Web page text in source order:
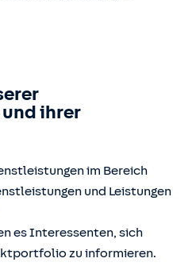
ihrer
im Bereich
und Leistungen
es Interessenten, sich
zu informieren.